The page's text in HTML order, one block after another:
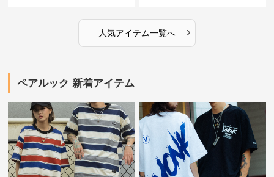
人気アイテム一覧へ ›
ペアルック 新着アイテム